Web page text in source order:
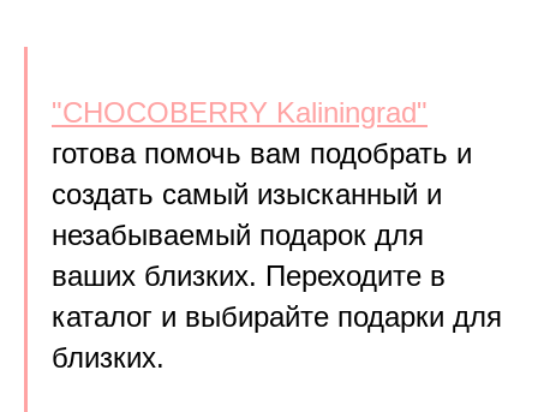
"CHOCOBERRY Kaliningrad"
готова помочь вам подобрать и
создать самый изысканный и
незабываемый подарок для
ваших близких. Переходите в
каталог и выбирайте подарки для
близких.